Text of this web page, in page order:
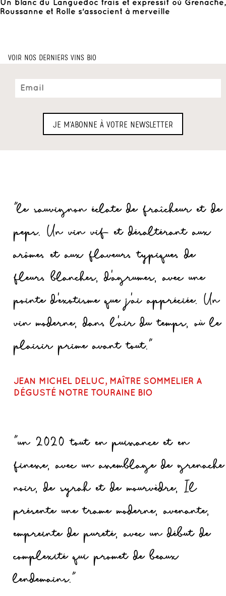
Un blanc du Languedoc frais et expressif où Grenache,
Roussanne et Rolle s'associent à merveille
VOIR NOS DERNIERS VINS BIO
"le sauvignon éclate de fraîcheur et de
peps. Un vin vif et désaltérant aux
arômes et aux flaveurs typiques de
fleurs blanches, d'agrumes, avec une
pointe d'exotisme que j'ai appréciée. Un
vin moderne, dans l'air du temps, où le
plaisir prime avant tout."
JEAN MICHEL DELUC, MAÎTRE SOMMELIER A
DÉGUSTÉ NOTRE TOURAINE BIO
"un 2020 tout en puissance et en
finesse, avec un assemblage de grenache
noir, de syrah et de mourvèdre, Il
présente une trame moderne, avenante,
empreinte de pureté, avec un début de
complexité qui promet de beaux
lendemains."